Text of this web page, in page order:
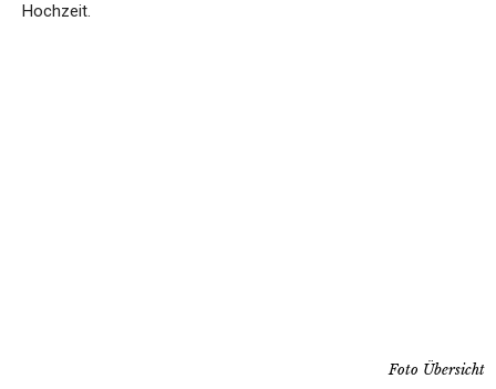
Hochzeit.
Foto Übersicht